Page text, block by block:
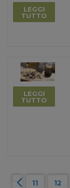
LEGGI
TUTTO
LEGGI
TUTTO
11 12